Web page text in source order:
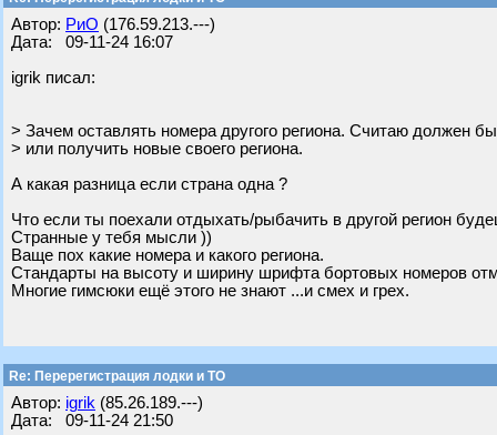
Автор: РиО (176.59.213.---)
Дата: 09-11-24 16:07
igrik писал:
> Зачем оставлять номера другого региона. Считаю должен
> или получить новые своего региона.
А какая разница если страна одна ?
Что если ты поехали отдыхать/рыбачить в другой регион
Странные у тебя мысли ))
Ваще пох какие номера и какого региона.
Стандарты на высоту и ширину шрифта бортовых номеров
Многие гимсюки ещё этого не знают ...и смех и грех.
Re: Перерегистрация лодки и ТО
Автор: igrik (85.26.189.---)
Дата: 09-11-24 21:50